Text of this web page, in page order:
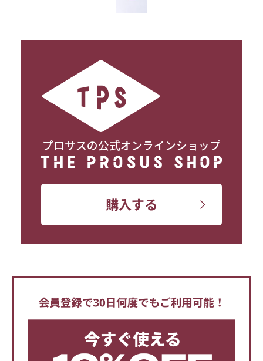
プロサスの公式オンラインショップ
購入する